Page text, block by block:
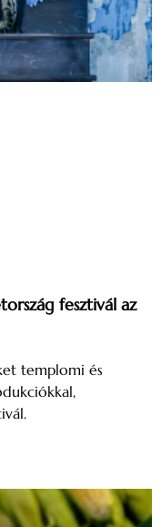
fesztivál az
templomi és